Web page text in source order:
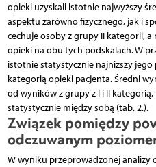
opieki uzyskali istotnie najwyższy
aspektu zarówno fizycznego, jak i
cechuje osoby z grupy II kategorii,
opieki na obu tych podskalach. W
istotnie statystycznie najniższy jego
kategorią opieki pacjenta. Średni
od wyników z grupy z I i II
statystycznie między sobą (tab. 2.).
Związek pomiędzy
odczuwanym
W wyniku przeprowadzonej analizy